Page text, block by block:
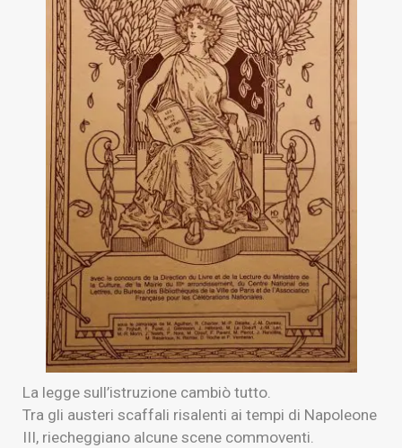
La legge sull’istruzione cambiò tutto.
Tra gli austeri scaffali risalenti ai tempi di Napoleone
III, riecheggiano alcune scene commoventi.